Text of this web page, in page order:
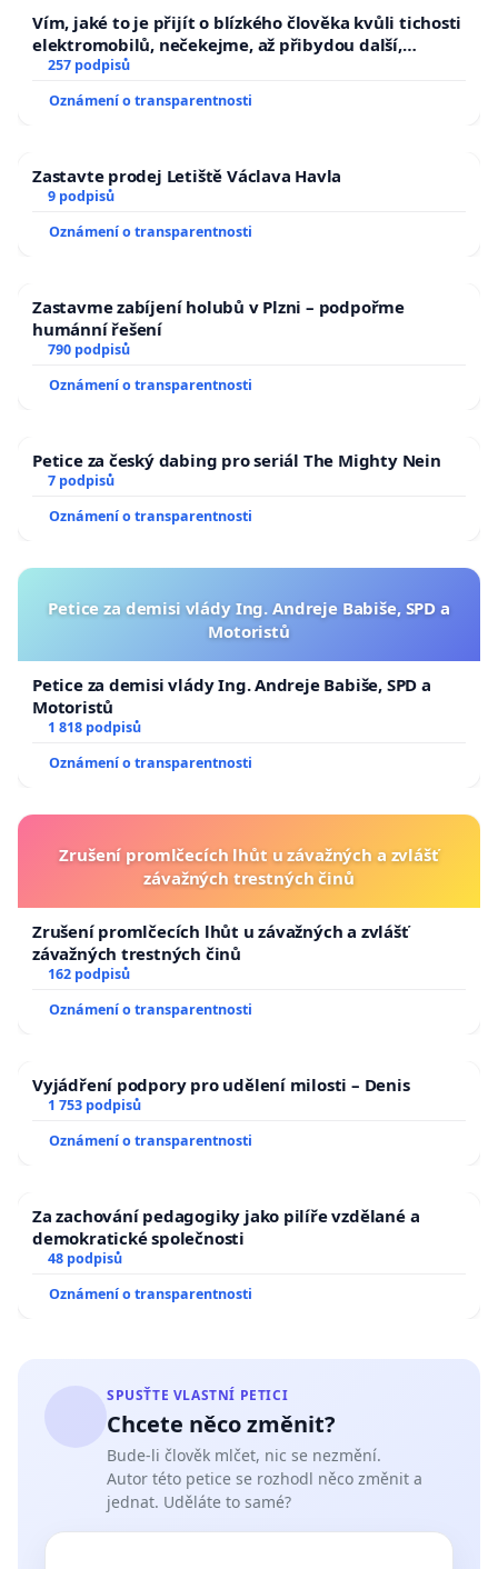
Vím, jaké to je přijít o blízkého člověka kvůli tichosti
elektromobilů, nečekejme, až přibydou další,
zaveďme slyšitelná auta!
257 podpisů
Oznámení o transparentnosti
Zastavte prodej Letiště Václava Havla
9 podpisů
Oznámení o transparentnosti
Zastavme zabíjení holubů v Plzni – podpořme
humánní řešení
790 podpisů
Oznámení o transparentnosti
Petice za český dabing pro seriál The Mighty Nein
7 podpisů
Oznámení o transparentnosti
Petice za demisi vlády Ing. Andreje Babiše, SPD a
Motoristů
Petice za demisi vlády Ing. Andreje Babiše, SPD a
Motoristů
1 818 podpisů
Oznámení o transparentnosti
Zrušení promlčecích lhůt u závažných a zvlášť
závažných trestných činů
Zrušení promlčecích lhůt u závažných a zvlášť
závažných trestných činů
162 podpisů
Oznámení o transparentnosti
Vyjádření podpory pro udělení milosti – Denis
1 753 podpisů
Oznámení o transparentnosti
Za zachování pedagogiky jako pilíře vzdělané a
demokratické společnosti
48 podpisů
Oznámení o transparentnosti
SPUSŤTE VLASTNÍ PETICI
Chcete něco změnit?
Bude-li člověk mlčet, nic se nezmění.
Autor této petice se rozhodl něco změnit a
jednat. Uděláte to samé?